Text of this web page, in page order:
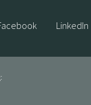
LinkedIn